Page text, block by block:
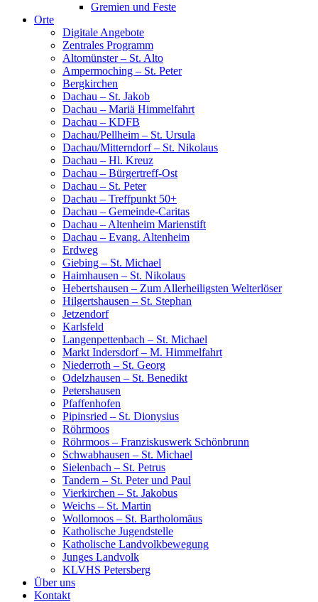
Gremien und Feste
Orte
Digitale Angebote
Zentrales Programm
Altomünster – St. Alto
Ampermoching – St. Peter
Bergkirchen
Dachau – St. Jakob
Dachau – Mariä Himmelfahrt
Dachau – KDFB
Dachau/Pellheim – St. Ursula
Dachau/Mitterndorf – St. Nikolaus
Dachau – Hl. Kreuz
Dachau – Bürgertreff-Ost
Dachau – St. Peter
Dachau – Treffpunkt 50+
Dachau – Gemeinde-Caritas
Dachau – Altenheim Marienstift
Dachau – Evang. Altenheim
Erdweg
Giebing – St. Michael
Haimhausen – St. Nikolaus
Hebertshausen – Zum Allerheiligsten Welterlöser
Hilgertshausen – St. Stephan
Jetzendorf
Karlsfeld
Langenpettenbach – St. Michael
Markt Indersdorf – M. Himmelfahrt
Niederroth – St. Georg
Odelzhausen – St. Benedikt
Petershausen
Pfaffenhofen
Pipinsried – St. Dionysius
Röhrmoos
Röhrmoos – Franziskuswerk Schönbrunn
Schwabhausen – St. Michael
Sielenbach – St. Petrus
Tandern – St. Peter und Paul
Vierkirchen – St. Jakobus
Weichs – St. Martin
Wollomoos – St. Bartholomäus
Katholische Jugendstelle
Katholische Landvolkbewegung
Junges Landvolk
KLVHS Petersberg
Über uns
Kontakt